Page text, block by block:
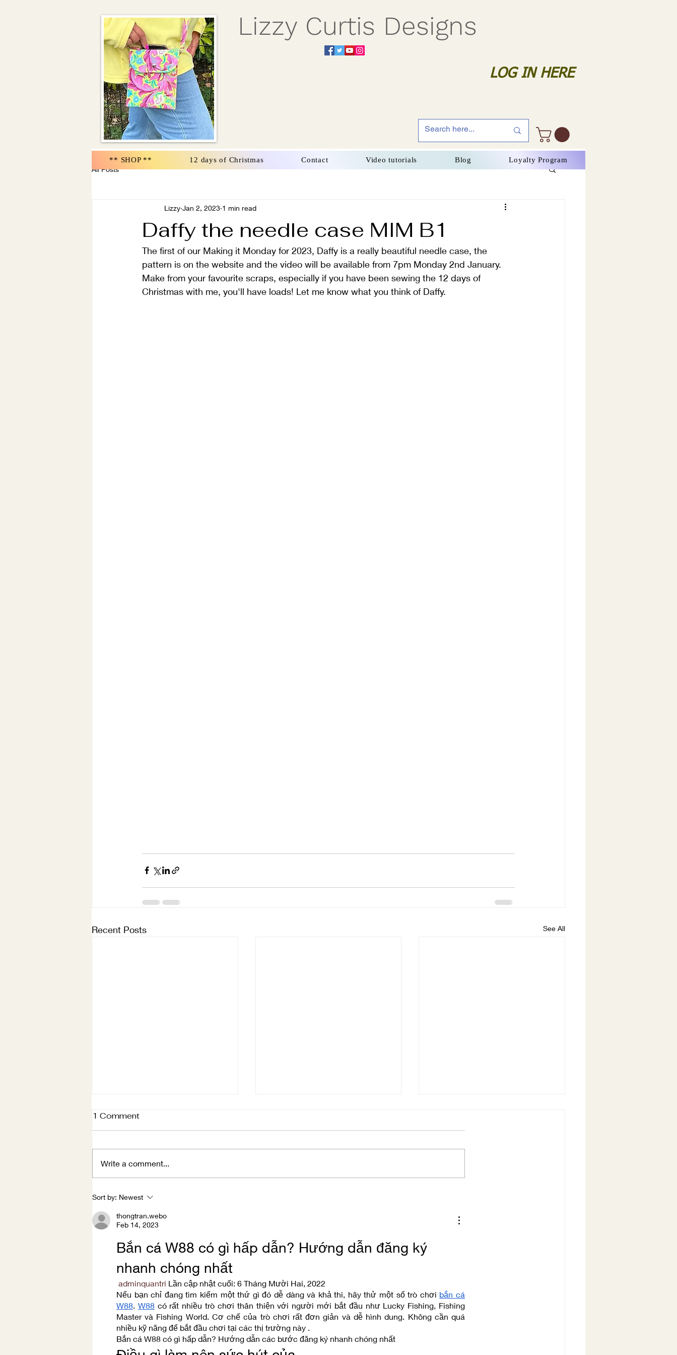
Lizzy Curtis Designs
LOG IN HERE
All Posts
Daffy the needle case MIM B1
Lizzy Jan 2, 2023 1 min read
The first of our Making it Monday for 2023, Daffy is a really beautiful needle case, the
pattern is on the website and the video will be available from 7pm Monday 2nd January.
Make from your favourite scraps, especially if you have been sewing the 12 days of
Christmas with me, you'll have loads! Let me know what you think of Daffy.
Recent Posts See All
Winter Holidays
1 Comment
Write a comment...
Sort by: Newest
thongtran.webo
Feb 14, 2023
Bắn cá W88 có gì hấp dẫn? Hướng dẫn đăng ký
nhanh chóng nhất
adminquantri Lần cập nhật cuối: 6 Tháng Mười Hai, 2022
Nếu bạn chỉ đang tìm kiếm một thứ gì đó dễ dàng và khả thi, hãy thử một số trò chơi bắn cá
W88. W88 có rất nhiều trò chơi thân thiện với người mới bắt đầu như Lucky Fishing, Fishing
Master và Fishing World. Cơ chế của trò chơi rất đơn giản và dễ hình dung. Không cần quá
nhiều kỹ năng để bắt đầu chơi tại các thị trường này .
Bắn cá W88 có gì hấp dẫn? Hướng dẫn các bước đăng ký nhanh chóng nhất
** SHOP ** 12 days of Christmas Contact Video tutorials Blog Loyalty Program